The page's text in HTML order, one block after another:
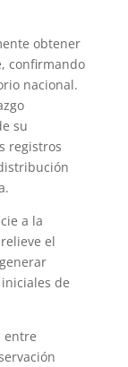
obtener
confirmando
nacional.
su
registros
a la
el
de
entre